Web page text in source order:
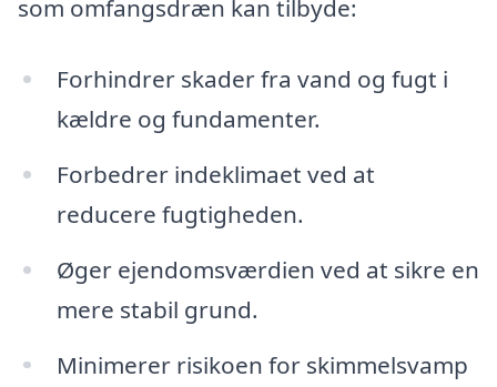
som omfangsdræn kan tilbyde:
Forhindrer skader fra vand og fugt i
kældre og fundamenter.
Forbedrer indeklimaet ved at
reducere fugtigheden.
Øger ejendomsværdien ved at sikre en
mere stabil grund.
Minimerer risikoen for skimmelsvamp